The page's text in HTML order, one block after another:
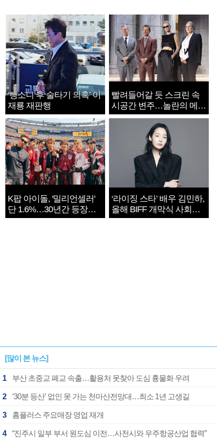
‘뺑소니 후 술타기 의혹’ 이
재룡 재판행
빨려들어갈 듯 스크린 속
시공간 변주…놀란의 메시
지는 ‘전쟁 속죄’
K팝 아이돌, '밀리언셀러'
단 1.6%…30년간 등장
1182개팀 전수조사
‘라이징 스타’ 배우 김민하,
올해 BIFF 개막식 사회자
확정
[많이 본 뉴스]
1 부산 초중교 폐교 속출…활용처 못찾아 도심 흉물화 우려
2 ‘30분 등산’ 없인 못 가는 천마산전망대…최소 1년 고생길
3 홈플러스 주요매장 영업 재개
4 “진주시 일부 부서 원도심 이전…사천시와 우주항공산업 협력”